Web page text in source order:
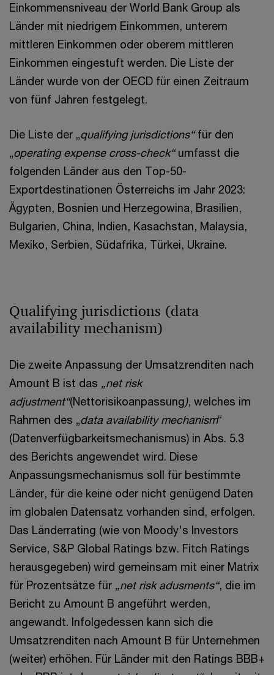
Einkommensniveau der World Bank Group als
Länder mit niedrigem Einkommen, unterem
mittleren Einkommen oder oberem mittleren
Einkommen eingestuft werden. Die Liste der
Länder wurde von der OECD für einen Zeitraum
von fünf Jahren festgelegt.
Die Liste der „qualifying jurisdictions“für den
„operating expense cross-check“umfasst die
folgenden Länder aus den Top-50-
Exportdestinationen Österreichs im Jahr 2023:
Ägypten, Bosnien und Herzegowina, Brasilien,
Bulgarien, China, Indien, Kasachstan, Malaysia,
Mexiko, Serbien, Südafrika, Türkei, Ukraine.
Qualifying jurisdictions (data
availability mechanism)
Die zweite Anpassung der Umsatzrenditen nach
Amount B ist das „net risk
adjustment“(Nettorisikoanpassung), welches im
Rahmen des „data availability mechanism“
(Datenverfügbarkeitsmechanismus) in Abs. 5.3
des Berichts angewendet wird. Diese
Anpassungsmechanismus soll für bestimmte
Länder, für die keine oder nicht genügend Daten
im globalen Datensatz vorhanden sind, erfolgen.
Das Länderrating (wie von Moody's Investors
Service, S&P Global Ratings bzw. Fitch Ratings
herausgegeben) wird gemeinsam mit einer Matrix
für Prozentsätze für „net risk adusments“, die im
Bericht zu Amount B angeführt werden,
angewandt. Infolgedessen kann sich die
Umsatzrenditen nach Amount B für Unternehmen
(weiter) erhöhen. Für Länder mit den Ratings BBB+